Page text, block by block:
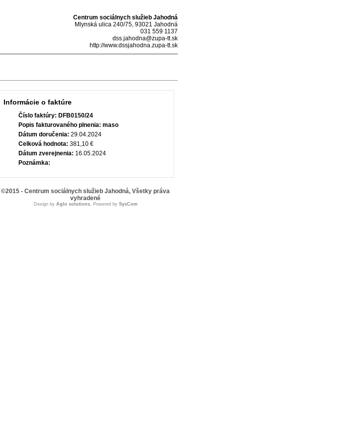
Centrum sociálnych služieb Jahodná
Mlynská ulica 240/75, 93021 Jahodná
031 559 1137
dss.jahodna@zupa-tt.sk
http://www.dssjahodna.zupa-tt.sk
Informácie o faktúre
Číslo faktúry: DFB0150/24
Popis fakturovaného plnenia: maso
Dátum doručenia: 29.04.2024
Celková hodnota: 381,10 €
Dátum zverejnenia: 16.05.2024
Poznámka:
©2015 - Centrum sociálnych služieb Jahodná, Všetky práva
vyhradené
Design by Aglo solutions, Powered by SysCom